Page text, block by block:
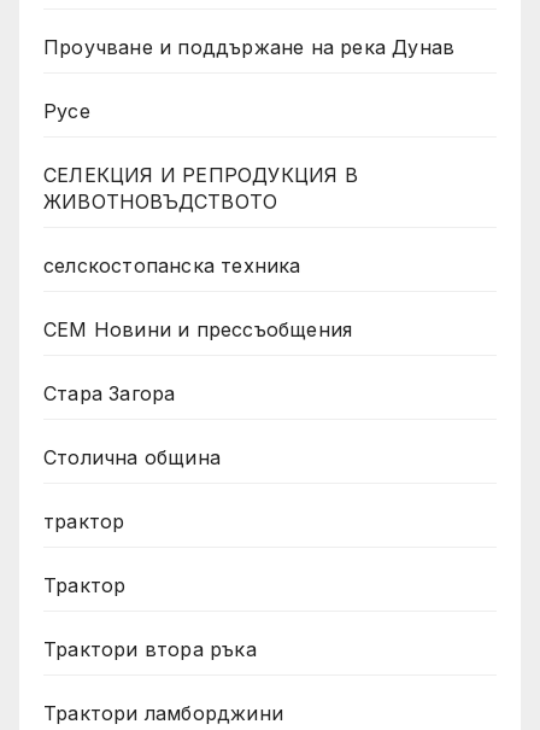
Проучване и поддържане на река Дунав
Русе
СЕЛЕКЦИЯ И РЕПРОДУКЦИЯ В
ЖИВОТНОВЪДСТВОТО
селскостопанска техника
СЕМ Новини и прессъобщения
Стара Загора
Столична община
трактор
Трактор
Трактори втора ръка
Трактори ламборджини